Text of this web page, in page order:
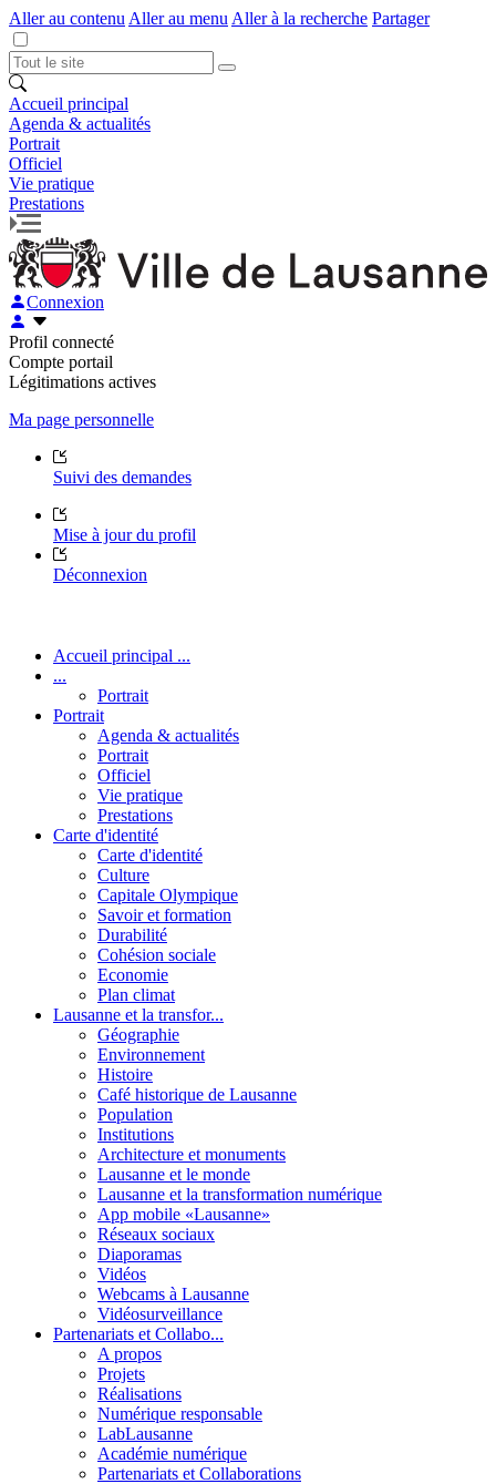
Aller au contenu Aller au menu Aller à la recherche Partager
Accueil principal
Agenda & actualités
Portrait
Officiel
Vie pratique
Prestations
Connexion
Profil connecté
Compte portail
Légitimations actives
Ma page personnelle
Suivi des demandes
Mise à jour du profil
Déconnexion
Accueil principal ...
...
Portrait
Portrait
Agenda & actualités
Portrait
Officiel
Vie pratique
Prestations
Carte d'identité
Carte d'identité
Culture
Capitale Olympique
Savoir et formation
Durabilité
Cohésion sociale
Economie
Plan climat
Lausanne et la transfor...
Géographie
Environnement
Histoire
Café historique de Lausanne
Population
Institutions
Architecture et monuments
Lausanne et le monde
Lausanne et la transformation numérique
App mobile «Lausanne»
Réseaux sociaux
Diaporamas
Vidéos
Webcams à Lausanne
Vidéosurveillance
Partenariats et Collabo...
A propos
Projets
Réalisations
Numérique responsable
LabLausanne
Académie numérique
Partenariats et Collaborations